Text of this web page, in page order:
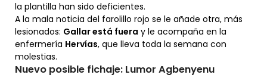
la plantilla han sido deficientes.
A la mala noticia del farolillo rojo se le añade otra, más
lesionados: Gallar está fuera y le acompaña en la
enfermería Hervías, que lleva toda la semana con
molestias.
Nuevo posible fichaje: Lumor Agbenyenu